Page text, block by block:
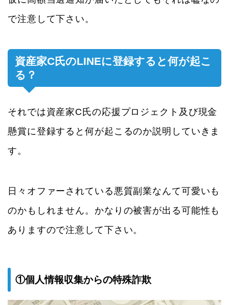
で注意して下さい。
資産家C氏のLINEに登録すると何が起こ
る？
それでは資産家C氏の応援プロジェクト及び現金
懸賞に登録すると何が起こるのか説明していきま
す。
日々オファーされている悪質副業なんて可愛いも
のかもしれません。かなりの被害が出る可能性も
ありますので注意して下さい。
①個人情報収集からの特殊詐欺